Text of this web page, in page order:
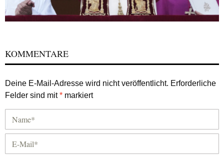
KOMMENTARE
Deine E-Mail-Adresse wird nicht veröffentlicht. Erforderliche
Felder sind mit* markiert